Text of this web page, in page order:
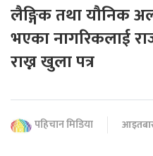
लैङ्गिक तथा यौनिक
भएका नागरिकलाई
राख्न खुला पत्र
पहिचान मिडिया